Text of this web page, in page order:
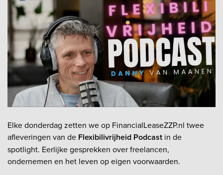
Elke donderdag zetten we op FinancialLeaseZZP.nl twee
afleveringen van de Flexibilivrijheid Podcast in de
spotlight. Eerlijke gesprekken over freelancen,
ondernemen en het leven op eigen voorwaarden.